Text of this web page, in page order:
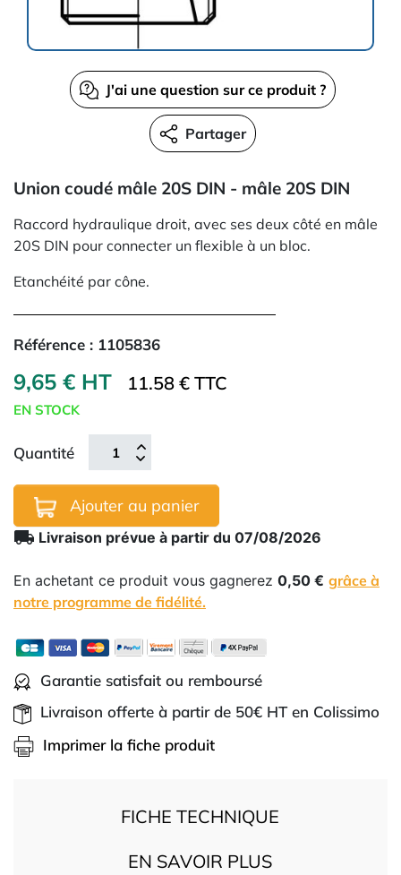
J'ai une question sur ce produit ?
Partager
Union coudé mâle 20S DIN - mâle 20S DIN
Raccord hydraulique droit, avec ses deux côté en mâle
20S DIN pour connecter un flexible à un bloc.
Etanchéité par cône.
Référence : 1105836
9,65 € HT 11.58 € TTC
EN STOCK
Quantité
Ajouter au panier
local_shipping Livraison prévue à partir du 07/08/2026
En achetant ce produit vous gagnerez 0,50 € grâce à
notre programme de fidélité.
Garantie satisfait ou remboursé
Livraison offerte à partir de 50€ HT en Colissimo
Imprimer la fiche produit
FICHE TECHNIQUE
EN SAVOIR PLUS